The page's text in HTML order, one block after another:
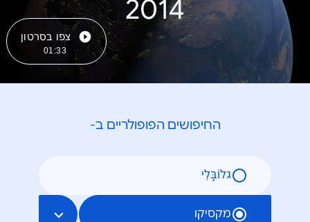
צפו בסרטון
01:33
החיפושים הפופולריים ב-
גלוֹבָּלִי
מקסיקו